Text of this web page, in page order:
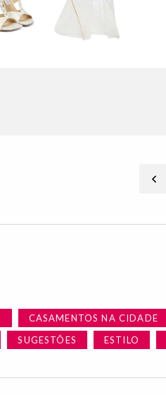
CASAMENTOS NA CIDADE
SUGESTÕES ESTILO